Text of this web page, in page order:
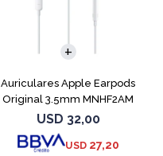
Auriculares Apple Earpods
Original 3.5mm MNHF2AM
USD 32,00
USD 27,20